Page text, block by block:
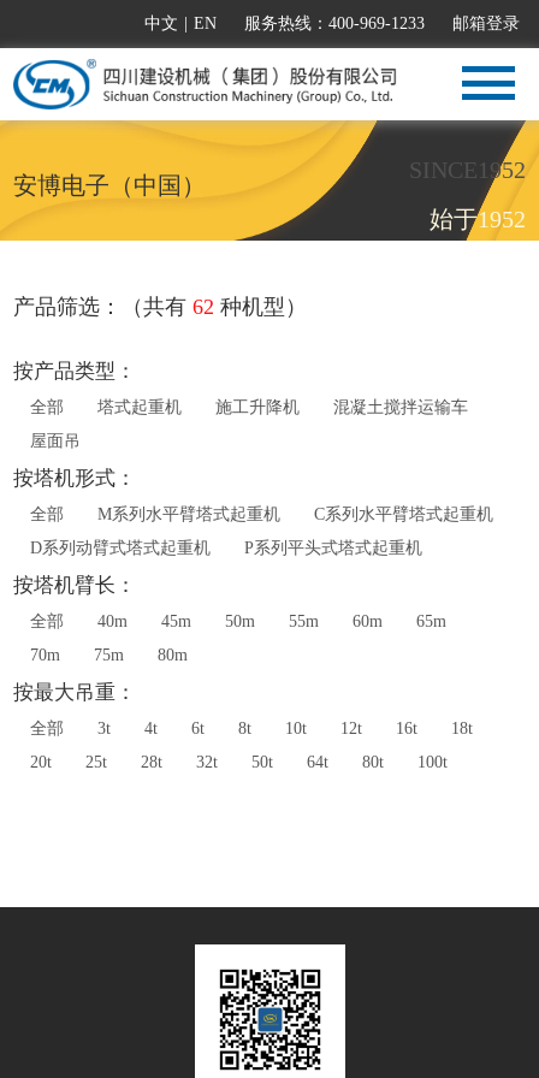
中文 EN 服务热线：400-969-1233 邮箱登录
安博电子（中国）
SINCE1952
始于1952
产品筛选：（共有62 种机型）
按产品类型：
全部 塔式起重机 施工升降机
混凝土搅拌运输车
屋面吊
按塔机形式：
全部 M系列水平臂塔式起重机
C系列水平臂塔式起重机
D系列动臂式塔式起重机
P系列平头式塔式起重机
按塔机臂长：
全部 40m 45m 50m 55m 60m
65m
70m
75m 80m
按最大吊重：
全部 3t 4t 6t 8t 10t 12t 16t
18t
20t
25t 28t 32t 50t 64t 80t 100t